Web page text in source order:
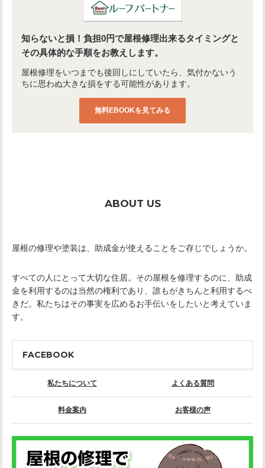
知らないと損！負担0円で屋根修理出来るタイミングと
その具体的な手順をお教えします。
屋根修理をいつまでも後回しにしていたら、気付かないう
ちに思わぬ大きな損をする可能性があります。
無料EBOOKを見てみる
ABOUT US
屋根の修理や塗装は、助成金が使えることをご存じでしょうか。
すべての人にとって大切な住居。その屋根を修理するのに、助成
金を利用するのは当然の権利であり、誰もがきちんと利用するべ
きだ。私たちはその事実を広めるお手伝いをしたいと考えていま
す。
FACEBOOK
私たちについて よくある質問
料金案内 お客様の声